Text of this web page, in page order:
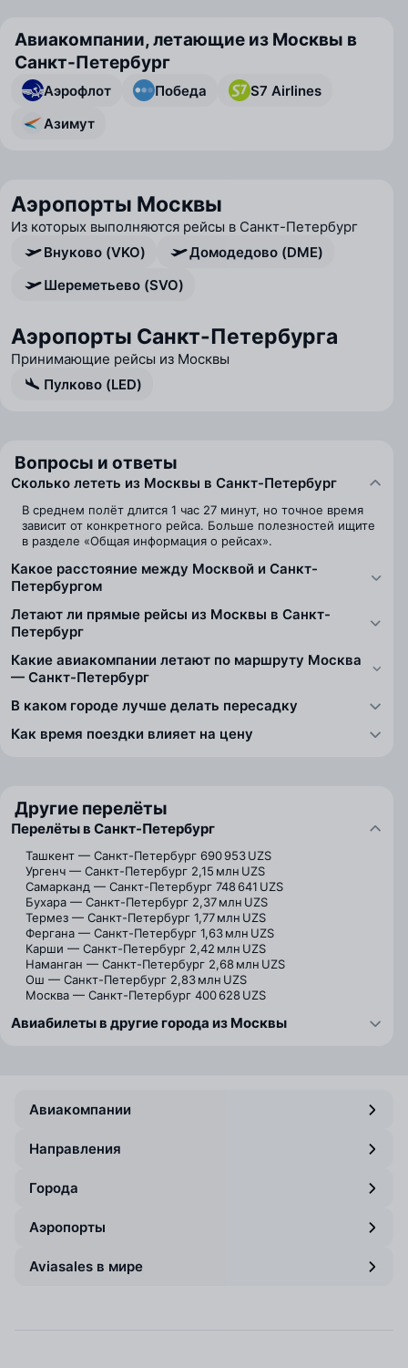
Авиакомпании, летающие из Москвы в
Санкт-Петербург
Аэрофлот Победа
S7 Airlines
Азимут
Аэропорты Москвы
Из которых выполняются рейсы в Санкт-Петербург
Внуково (VKO)
Домодедово (DME)
Шереметьево (SVO)
Аэропорты Санкт-Петербурга
Принимающие рейсы из Москвы
Пулково (LED)
Вопросы и ответы
Сколько лететь из Москвы в Санкт-Петербург
В среднем полёт длится 1 час 27 минут, но точное время
зависит от конкретного рейса. Больше полезностей ищите
в разделе «Общая информация о рейсах».
Какое расстояние между Москвой и Санкт-
Петербургом
Летают ли прямые рейсы из Москвы в Санкт-
Петербург
Какие авиакомпании летают по маршруту Москва
— Санкт-Петербург
В каком городе лучше делать пересадку
Как время поездки влияет на цену
Другие перелёты
Перелёты в Санкт-Петербург
Ташкент — Санкт-Петербург 690 953 UZS
Ургенч — Санкт-Петербург 2,15 млн UZS
Самарканд — Санкт-Петербург 748 641 UZS
Бухара — Санкт-Петербург 2,37 млн UZS
Термез — Санкт-Петербург 1,77 млн UZS
Фергана — Санкт-Петербург 1,63 млн UZS
Карши — Санкт-Петербург 2,42 млн UZS
Наманган — Санкт-Петербург 2,68 млн UZS
Ош — Санкт-Петербург 2,83 млн UZS
Москва — Санкт-Петербург 400 628 UZS
Авиабилеты в другие города из Москвы
Авиакомпании
Направления
Города
Аэропорты
Aviasales в мире